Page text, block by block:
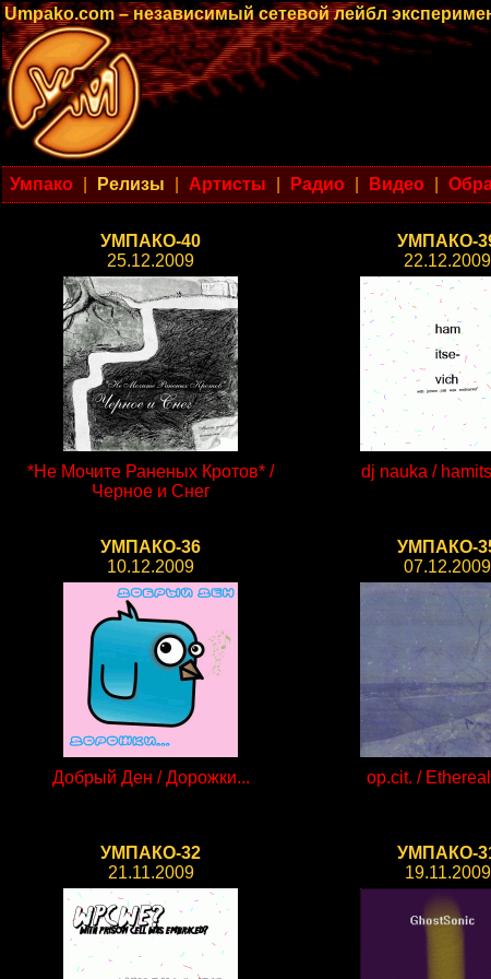
Umpako.com – независимый сетевой лейбл
Умпако Релизы Артисты Радио Видео
УМПАКО-40
25.12.2009
*Не Мочите Раненых Кротов* /
Черное и Снег
УМПАКО-
22.12.2009
dj nauka /
УМПАКО-36
10.12.2009
Добрый Ден / Дорожки...
УМПАКО-
07.12.2009
op.cit. / Ethereal
УМПАКО-32
21.11.2009
УМПАКО-
19.11.2009